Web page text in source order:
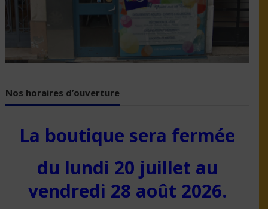
Nos horaires d’ouverture
La boutique sera fermée
du lundi 20 juillet au
vendredi 28 août 2026.